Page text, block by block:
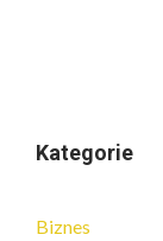
Kategorie
Biznes